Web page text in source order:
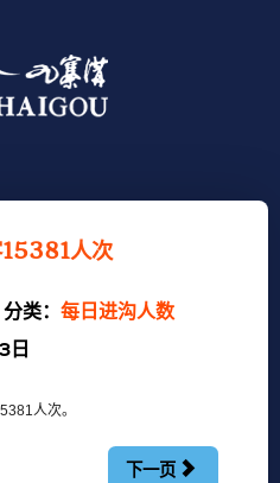
15381人次
分类： 每日进沟人数
日
人次。
下一页